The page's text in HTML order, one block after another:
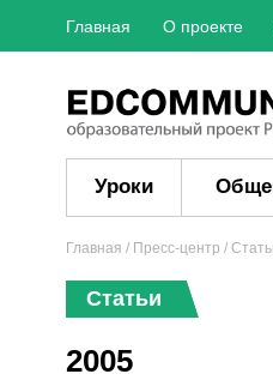
Главная О проекте
Уроки
Главная / Пресс-центр /
Статьи
2005